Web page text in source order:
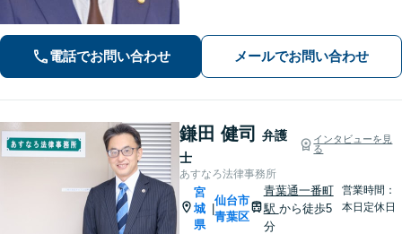
も営業】交通事故や刑事事件のご相談
もお任せください【Web面談可】
電話でお問い合わせ メールでお問い合わせ
鎌田 健司
弁護
士
インタビューを見
る
あすなろ法律事務所
宮
城
県
仙台市
青葉区
青葉通一番町
駅 から徒歩5
分
営業時間：
本日定休日